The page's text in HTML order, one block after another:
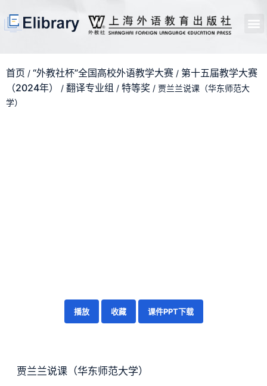
首页 / “外教社杯”全国高校外语教学大赛 / 第十五届教学大赛
（2024年）
/ 翻译专业组 / 特等奖 / 贾兰兰说课（华东师范大
学）
播放 收藏 课件PPT下载
贾兰兰说课（华东师范大学）